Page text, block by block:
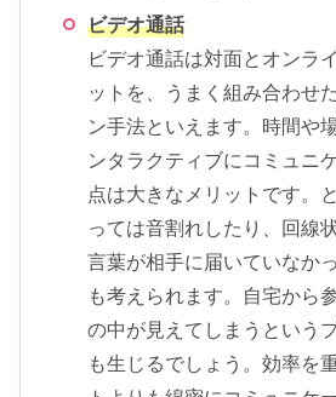
ビデオ通話
ビデオ通話は対面とオンラ
ットを、うまく組み合わせ
ン手法といえます。時間や
ンタラクティブにコミュニ
点は大きなメリットです。
っては音割れしたり、回線
言葉が相手に届いていなか
も考えられます。自宅から
の中が見えてしまうという
も生じるでしょう。効率を